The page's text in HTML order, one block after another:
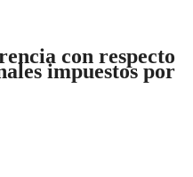
con respecto
impuestos por